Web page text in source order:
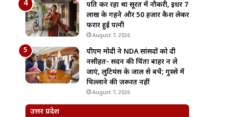
पति कर रहा था सूरत में नौकरी, इधर 7
लाख के गहने और 50 हजार कैश लेकर
फरार हुई पत्नी
August 7, 2026
पीएम मोदी ने NDA सांसदों को दी
नसीहत- सदन की चिंता बाहर न ले
जाएं, लुटियंस के जाल से बचें; गुस्से में
चिल्लाने की जरूरत नहीं
August 7, 2026
उत्तर प्रदेश